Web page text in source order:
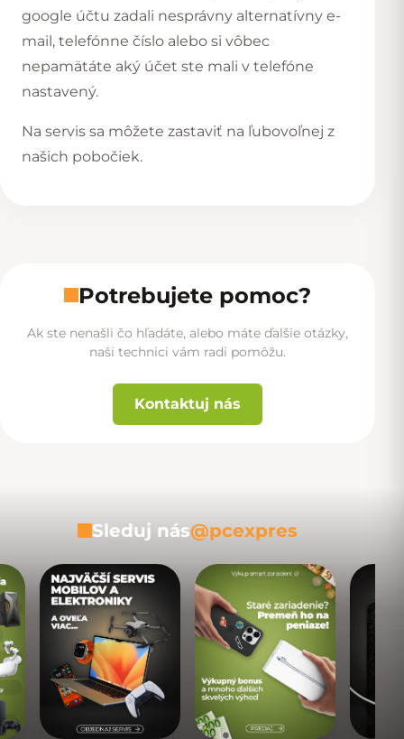
google účtu zadali nesprávny alternatívny e-
mail, telefónne číslo alebo si vôbec
nepamätáte aký účet ste mali v telefóne
nastavený.
Na servis sa môžete zastaviť na ľubovoľnej z
našich pobočiek.
Potrebujete pomoc?
Ak ste nenašli čo hľadáte, alebo máte ďalšie otázky,
naši technici vám radi pomôžu.
Kontaktuj nás
Sleduj nás@pcexpres